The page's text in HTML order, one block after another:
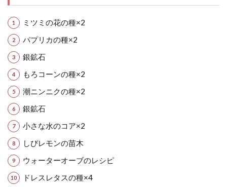
ミツミの花の種×2
パプリカの種×2
銀鉱石
もろコーンの種×2
潮ニンニクの種×2
銀鉱石
小さな水のコア×2
しびレモンの苗木
ウォーターオーブのレシピ
ドレスレタスの種×4